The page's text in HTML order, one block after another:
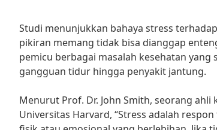
Studi menunjukkan bahaya stress
pikiran memang tidak bisa dianggap
pemicu berbagai masalah kesehatan yang
gangguan tidur hingga penyakit jantung.
Menurut Prof. Dr. John Smith, seorang ahli
Universitas Harvard, “Stress adalah